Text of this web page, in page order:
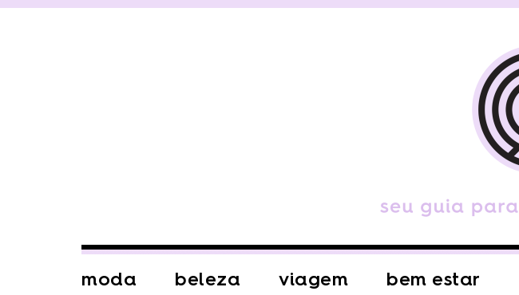
moda beleza viagem bem estar